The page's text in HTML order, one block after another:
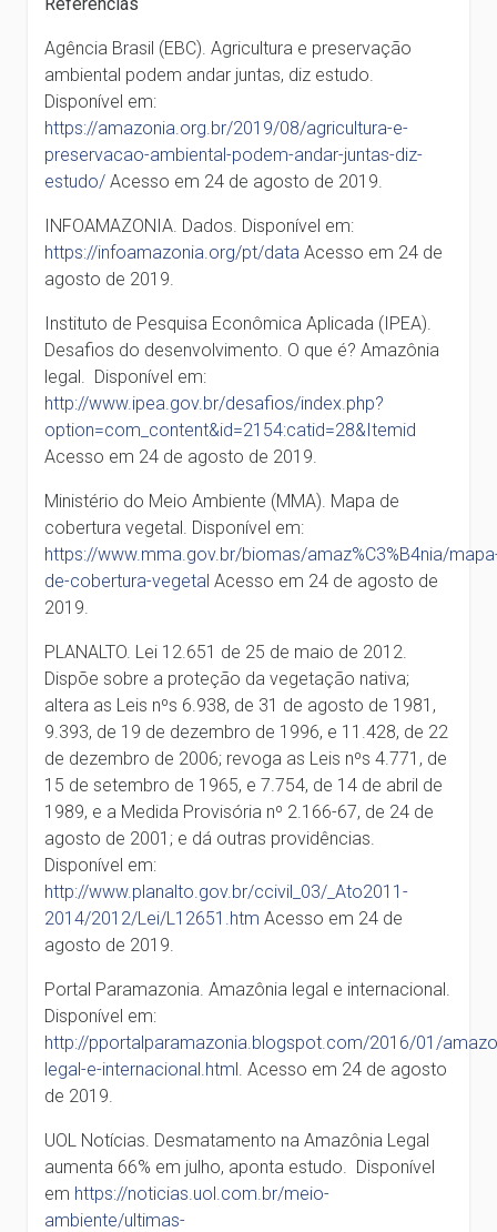
Agência Brasil (EBC). Agricultura e preservação
ambiental podem andar juntas, diz estudo.
Disponível em:
https://amazonia.org.br/2019/08/agricultura-e-
preservacao-ambiental-podem-andar-juntas-diz-
estudo/ Acesso em 24 de agosto de 2019.
INFOAMAZONIA. Dados. Disponível em:
https://infoamazonia.org/pt/data Acesso em 24 de
agosto de 2019.
Instituto de Pesquisa Econômica Aplicada (IPEA).
Desafios do desenvolvimento. O que é? Amazônia
legal. Disponível em:
http://www.ipea.gov.br/desafios/index.php?
option=com_content&id=2154:catid=28&Itemid
Acesso em 24 de agosto de 2019.
Ministério do Meio Ambiente (MMA). Mapa de
cobertura vegetal. Disponível em:
https://www.mma.gov.br/biomas/amaz%C3%B4nia/
de-cobertura-vegetal Acesso em 24 de agosto de
2019.
PLANALTO. Lei 12.651 de 25 de maio de 2012.
Dispõe sobre a proteção da vegetação nativa;
altera as Leis nºs 6.938, de 31 de agosto de 1981,
9.393, de 19 de dezembro de 1996, e 11.428, de 22
de dezembro de 2006; revoga as Leis nºs 4.771, de
15 de setembro de 1965, e 7.754, de 14 de abril de
1989, e a Medida Provisória nº 2.166-67, de 24 de
agosto de 2001; e dá outras providências.
Disponível em:
http://www.planalto.gov.br/ccivil_03/_Ato2011-
2014/2012/Lei/L12651.htm Acesso em 24 de
agosto de 2019.
Portal Paramazonia. Amazônia legal e internacional.
Disponível em:
http://pportalparamazonia.blogspot.com/2016/01/
legal-e-internacional.html . Acesso em 24 de agosto
de 2019.
UOL Notícias. Desmatamento na Amazônia Legal
aumenta 66% em julho, aponta estudo. Disponível
em https://noticias.uol.com.br/meio-
ambiente/ultimas-